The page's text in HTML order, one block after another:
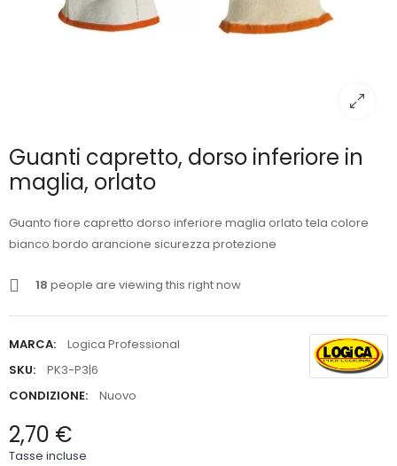
Guanti capretto, dorso inferiore in
maglia, orlato
Guanto fiore capretto dorso inferiore maglia orlato tela colore
bianco bordo arancione sicurezza protezione
18 people are viewing this right now
MARCA:
Logica Professional
SKU:
PK3-P3|6
CONDIZIONE:
Nuovo
2,70 €
Tasse incluse